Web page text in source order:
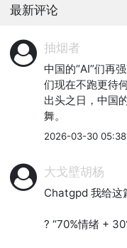
最新评论
抽烟者
中国的“AI”们再
们现在不跑更待
出头之日，中国
舞。
2026-03-30 05:38
大戈壁胡杨
Chatgpd 我给这
? “70%情绪 +